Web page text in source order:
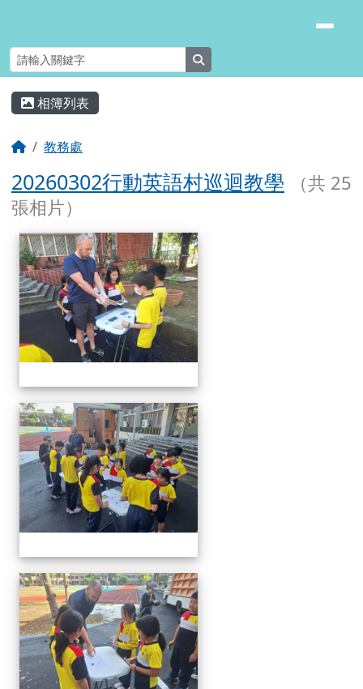
主內容區域
相簿列表
回首頁教務處
20260302行動英語村巡迴教學
（共 25
張相片）
相簿列表 20260302行動英語村巡迴教
20260302行動英語村巡迴教
20260302行動英語村巡迴教
頁尾區域